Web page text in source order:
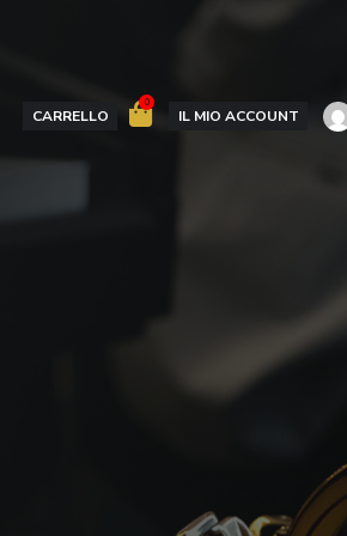
CARRELLO IL MIO ACCOUNT